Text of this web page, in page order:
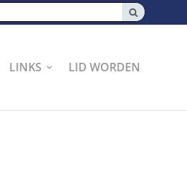
LINKS LID WORDEN